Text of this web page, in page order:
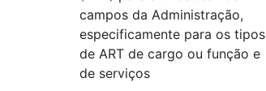
campos da Administração,
especificamente para os tipos
de ART de cargo ou função e
de serviços